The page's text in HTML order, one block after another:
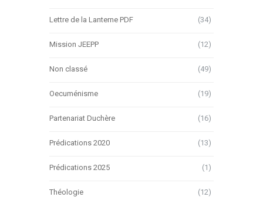
Lettre de la Lanterne PDF (34)
Mission JEEPP (12)
Non classé (49)
Oecuménisme (19)
Partenariat Duchère (16)
Prédications 2020 (13)
Prédications 2025 (1)
Théologie (12)